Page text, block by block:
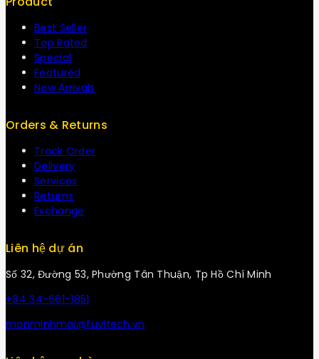
Best Seller
Top Rated
Special
Featured
New Arrivals
Orders & Returns
Track Order
Delivery
Services
Returns
Exchange
Liên hệ dự án
Số 32, Đường 53, Phường Tân Thuận, Tp Hồ Chí Minh
+84 34-661-1851
manminhmai@fuvitech.vn